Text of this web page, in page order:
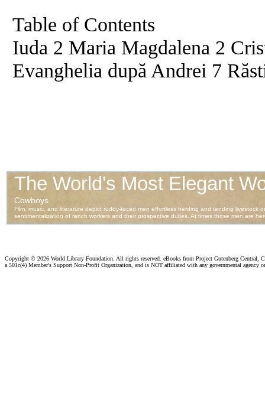
Table of Contents
Iuda 2 Maria Magdalena 2
Evanghelia după Andrei 7
Copyright © 2026 World Library Foundation. All rights reserved. eBooks from Project Gutenberg Central,
a 501c(4) Member's Support Non-Profit Organization, and is NOT affiliated with any governmental agency